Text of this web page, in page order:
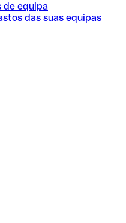
de equipa
das suas equipas